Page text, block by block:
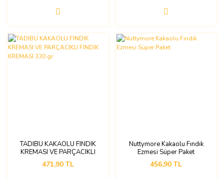
TADIBU KAKAOLU FINDIK
KREMASI VE PARÇACIKLI
FINDIK KREMASI 330 gr
471,90 TL
Nuttymore Kakaolu Fındık
Ezmesi Süper Paket
456,90 TL